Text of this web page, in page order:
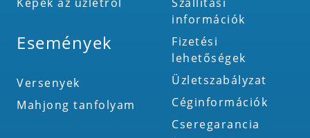
Események
Versenyek
Mahjong tanfolyam
információk
Fizetési
lehetőségek
Üzletszabályzat
Céginformációk
Cseregarancia